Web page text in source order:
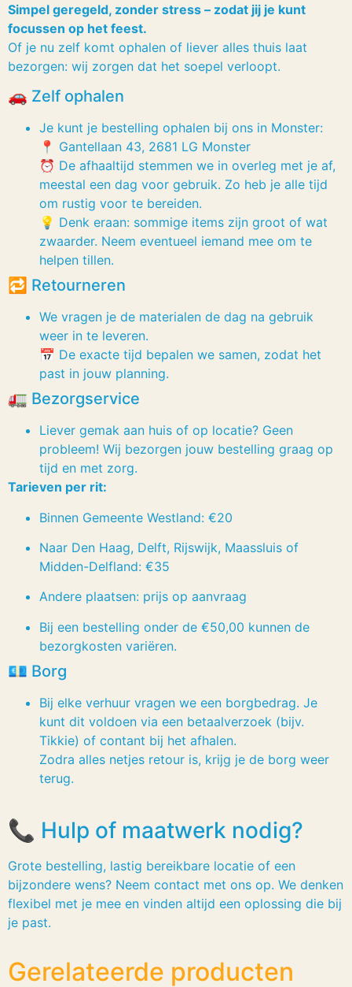
Simpel geregeld, zonder stress – zodat jij je kunt
focussen op het feest.
Of je nu zelf komt ophalen of liever alles thuis laat
bezorgen: wij zorgen dat het soepel verloopt.
🚗 Zelf ophalen
Je kunt je bestelling ophalen bij ons in Monster:
📍 Gantellaan 43, 2681 LG Monster
⏰ De afhaaltijd stemmen we in overleg met je af,
meestal een dag voor gebruik. Zo heb je alle tijd
om rustig voor te bereiden.
💡 Denk eraan: sommige items zijn groot of wat
zwaarder. Neem eventueel iemand mee om te
helpen tillen.
🔁 Retourneren
We vragen je de materialen de dag na gebruik
weer in te leveren.
📅 De exacte tijd bepalen we samen, zodat het
past in jouw planning.
🚛 Bezorgservice
Liever gemak aan huis of op locatie? Geen
probleem! Wij bezorgen jouw bestelling graag op
tijd en met zorg.
Tarieven per rit:
Binnen Gemeente Westland: €20
Naar Den Haag, Delft, Rijswijk, Maassluis of
Midden-Delfland: €35
Andere plaatsen: prijs op aanvraag
Bij een bestelling onder de €50,00 kunnen de
bezorgkosten variëren.
💶 Borg
Bij elke verhuur vragen we een borgbedrag. Je
kunt dit voldoen via een betaalverzoek (bijv.
Tikkie) of contant bij het afhalen.
Zodra alles netjes retour is, krijg je de borg weer
terug.
📞 Hulp of maatwerk nodig?
Grote bestelling, lastig bereikbare locatie of een
bijzondere wens? Neem contact met ons op. We denken
flexibel met je mee en vinden altijd een oplossing die bij
je past.
Gerelateerde producten